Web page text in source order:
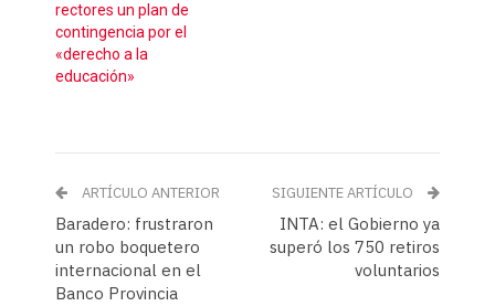
rectores un plan de
contingencia por el
«derecho a la
educación»
ARTÍCULO ANTERIOR
Baradero: frustraron
un robo boquetero
internacional en el
Banco Provincia
SIGUIENTE ARTÍCULO
INTA: el Gobierno ya
superó los 750 retiros
voluntarios